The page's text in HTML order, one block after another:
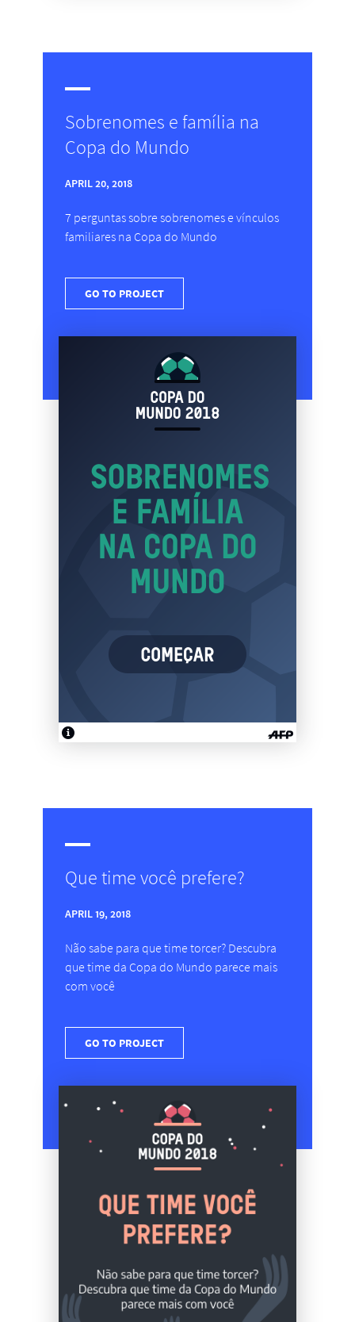
Sobrenomes e família na
Copa do Mundo
APRIL 20, 2018
7 perguntas sobre sobrenomes e vínculos
familiares na Copa do Mundo
GO TO PROJECT
Que time você prefere?
APRIL 19, 2018
Não sabe para que time torcer? Descubra
que time da Copa do Mundo parece mais
com você
GO TO PROJECT